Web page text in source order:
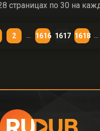
страницах по 30 на
2 1616 1617 1618